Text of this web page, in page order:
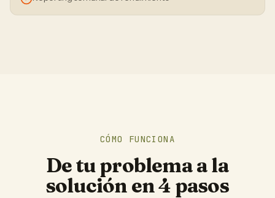
CÓMO FUNCIONA
De tu problema a la
solución en 4 pasos